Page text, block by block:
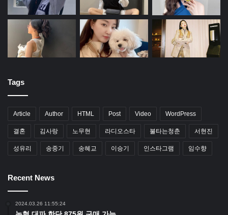
Tags
Article Author HTML Post Video WordPress
결혼 김사랑 노무현 라디오스타 불타는청춘 서현진
성유리 송중기 송혜교 이승기 인스타그램 임수향
Recent News
2024.03.26 11:55:24